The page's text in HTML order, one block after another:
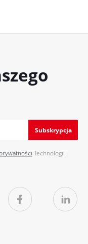
Subskrypcja
Technologii